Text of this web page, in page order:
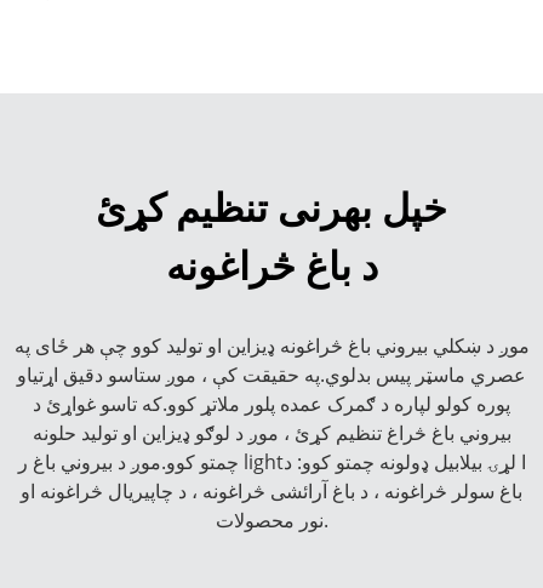
خپل بهرنی تنظیم کړئ
د باغ څراغونه
موږ د ښکلي بیروني باغ څراغونه ډیزاین او تولید کوو چې هر ځای په
عصري ماسټر پیس بدلوي.په حقیقت کې ، موږ ستاسو دقیق اړتیاو
پوره کولو لپاره د ګمرک عمده پلور ملاتړ کوو.که تاسو غواړئ د
بیروني باغ څراغ تنظیم کړئ ، موږ د لوګو ډیزاین او تولید حلونه
چمتو کوو.موږ د بیروني باغ ر lightا لړۍ بیلابیل ډولونه چمتو کوو: د
باغ سولر څراغونه ، د باغ آرائشی څراغونه ، د چاپیریال څراغونه او
نور محصولات.